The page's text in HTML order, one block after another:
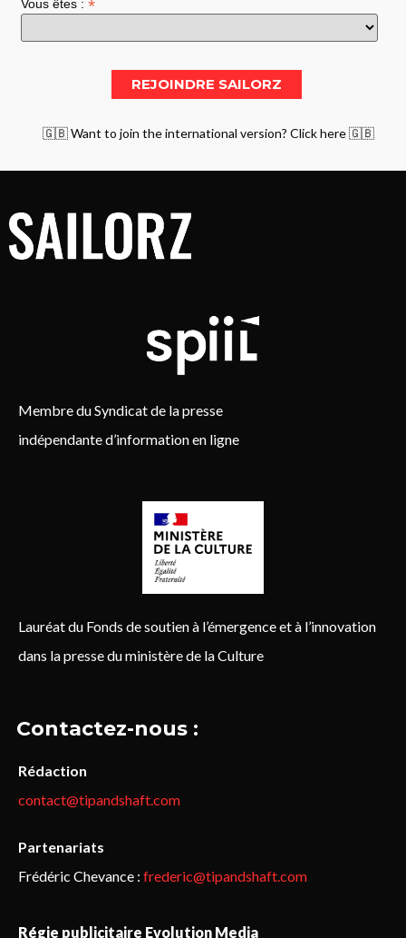
Vous êtes : *
🇬🇧 Want to join the international version? Click here 🇬🇧
Membre du Syndicat de la presse
indépendante d’information en ligne
Lauréat du Fonds de soutien à l’émergence et à l’innovation
dans la presse du ministère de la Culture
Contactez-nous :
Rédaction
contact@tipandshaft.com
Partenariats
Frédéric Chevance : frederic@tipandshaft.com
Régie publicitaire Evolution Media